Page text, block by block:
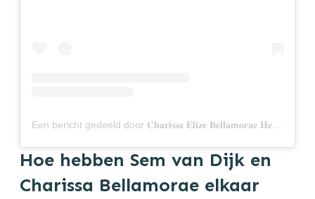
Hoe hebben Sem van Dijk en
Charissa Bellamorae elkaar